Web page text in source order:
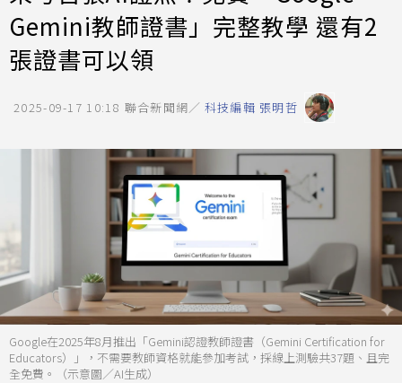
Gemini教師證書」完整教學 還有2
張證書可以領
2025-09-17 10:18 聯合新聞網／ 科技編輯 張明哲
Google在2025年8月推出「Gemini認證教師證書（Gemini Certification for
Educators）」，不需要教師資格就能參加考試，採線上測驗共37題、且完
全免費。（示意圖／AI生成）